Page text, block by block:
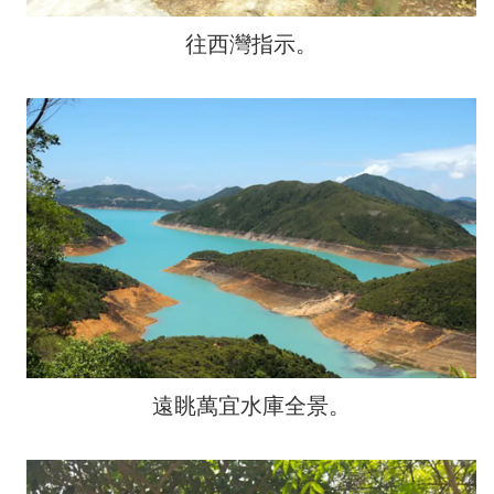
往西灣指示。
遠眺萬宜水庫全景。